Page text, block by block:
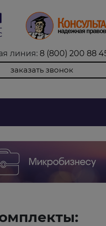
линия: 8 (800) 200 88
заказать звонок